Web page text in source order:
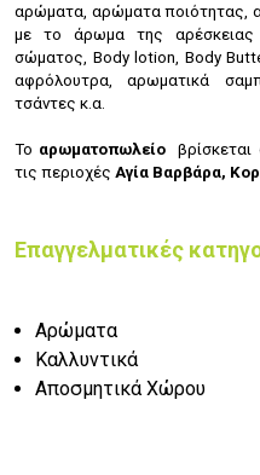
αρώματα, αρώματα ποιότητας,
με το άρωμα της
σώματος, Body lotion, Body
αφρόλουτρα, αρωματικά
τσάντες κ.α.
Το αρωματοπωλείο βρίσκεται
τις περιοχές Αγία Βαρβάρα,
Επαγγελματικές
Αρώματα
Καλλυντικά
Αποσμητικά Χώρου